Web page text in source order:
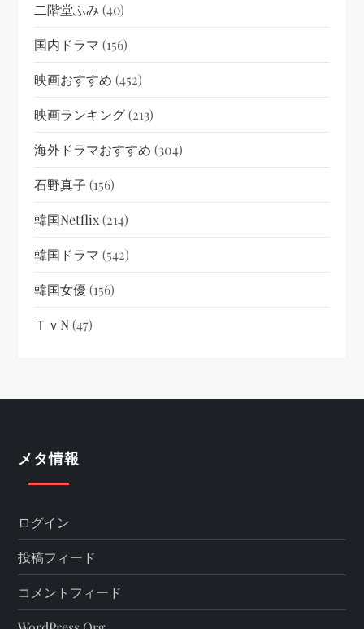
二階堂ふみ (40)
国内ドラマ (156)
映画おすすめ (452)
映画ランキング(213)
海外ドラマおすすめ (304)
石野真子 (156)
韓国netflix(214)
韓国ドラマ (542)
韓国女優(156)
ＴｖN(47)
メタ情報
ログイン
投稿フィード
コメントフィード